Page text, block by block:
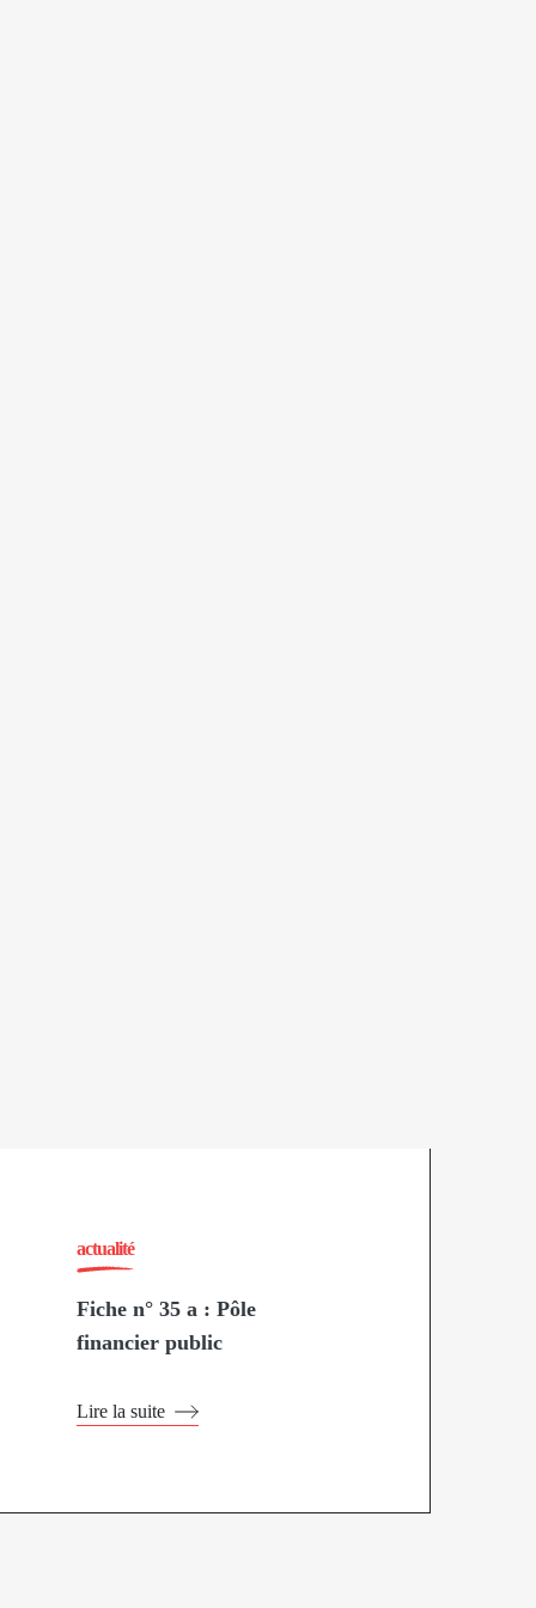
actualité
Fiche n° 35 a : Pôle
financier public
Lire la suite